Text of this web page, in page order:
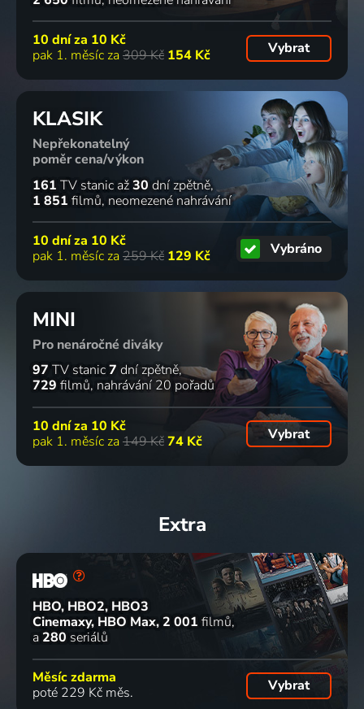
10 dní za 10 Kč
pak 1. měsíc za 309 Kč 154 Kč Vybrat
KLASIK
Nepřekonatelný
poměr cena/výkon
161 TV stanic až30 dní zpětně
1 851 filmů neomezené nahrávání
10 dní za 10 Kč
pak 1. měsíc za 259 Kč 129 Kč Vybráno
MINI
Pro nenáročné diváky
97 TV stanic7 dní zpětně
729 filmů nahrávání 20 pořadů
10 dní za 10 Kč
pak 1. měsíc za 149 Kč74 Kč Vybrat
Extra
HBO, HBO2, HBO3
Cinemaxy, HBO Max 2 001 filmů
a 280 seriálů
Měsíc zdarma
poté 229 Kč měs.
Vybrat